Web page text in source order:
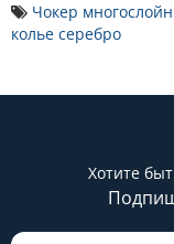
Чокер
колье серебро
Хотите